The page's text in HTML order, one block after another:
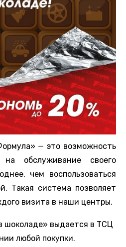
— это возможность
на обслуживание своего
чем воспользоваться
Такая система позволяет
визита в наши центры.
шоколаде» выдается в ТСЦ
любой покупки.